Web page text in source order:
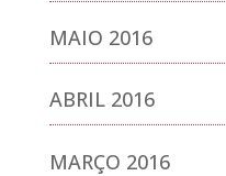
MAIO 2016
ABRIL 2016
MARÇO 2016